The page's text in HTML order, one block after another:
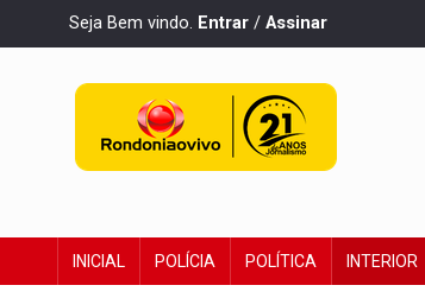
Seja Bem vindo. Entrar / Assinar
INICIAL POLÍCIA POLÍTICA INTERIOR